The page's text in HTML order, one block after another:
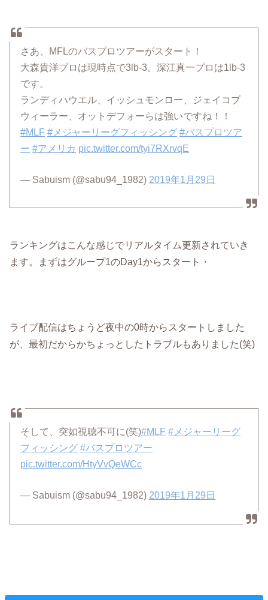
さあ、MFLのバスプロツアーがスタート！
大森貴洋プロは現時点で3lb-3。深江真一プロは1lb-3
です。
ランディハウエル、イッシュモンロー、ジェイコブ
ウィーラー、オットデフォーらは強いですね！！
#MLF #メジャーリーグフィッシング #バスプロツア
ー #アメリカ pic.twitter.com/tyi7RXrvqE
— Sabuism (@sabu94_1982) 2019年1月29日
ランキングはこんな感じでリアルタイム更新されていき
ます。まずはグループ1のDay1からスタート・
ライブ配信はちょうど夜中の0時からスタートしました
が、最初だからかちょっとしたトラブルもありました(笑)
そして、突如視聴不可に(笑)#MLF #メジャーリーグ
フィッシング #バスプロツアー
pic.twitter.com/HtyVvQeWCc
— Sabuism (@sabu94_1982) 2019年1月29日